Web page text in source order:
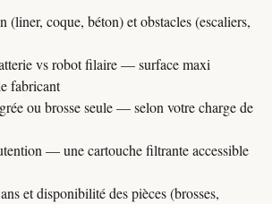
(liner, coque, béton) et obstacles (escaliers,
vs robot filaire — surface maxi
fabricant
ou brosse seule — selon votre charge de
— une cartouche filtrante accessible
et disponibilité des pièces (brosses,